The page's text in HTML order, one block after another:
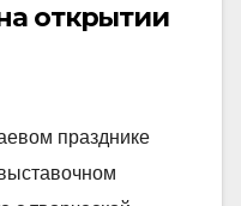
открытии
празднике